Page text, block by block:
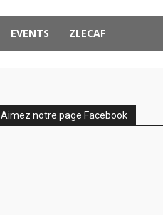
EVENTS ZLECAF
Aimez notre page Facebook